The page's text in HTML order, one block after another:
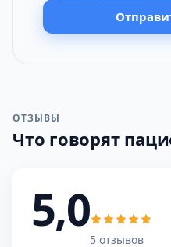
ОТЗЫВЫ
Что говорят
5,0
5 отзывов